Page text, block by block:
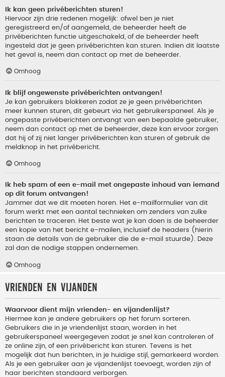
Ik kan geen privéberichten sturen!
Hiervoor zijn drie redenen mogelijk: ofwel ben je niet
geregistreerd en/of aangemeld, de beheerder heeft de
privéberichten functie uitgeschakeld, of de beheerder heeft
ingesteld dat je geen privéberichten kan sturen. Indien dit laatste
het geval is, neem dan contact op met de beheerder.
Omhoog
Ik blijf ongewenste privéberichten ontvangen!
Je kan gebruikers blokkeren zodat ze je geen privéberichten
meer kunnen sturen, dit gebeurt via het gebruikerspaneel. Als je
ongepaste privéberichten ontvangt van een bepaalde gebruiker,
neem dan contact op met de beheerder, deze kan ervoor zorgen
dat hij of zij niet langer privéberichten kan sturen of gebruik de
meldknop in het privébericht.
Omhoog
Ik heb spam of een e-mail met ongepaste inhoud van iemand
op dit forum ontvangen!
Jammer dat we dit moeten horen. Het e-mailformulier van dit
forum werkt met een aantal technieken om zenders van zulke
berichten te traceren. Het beste wat je kan doen is de beheerder
een kopie van het bericht e-mailen, inclusief de headers (hierin
staan de details van de gebruiker die de e-mail stuurde). Deze
zal dan de nodige stappen ondernemen.
Omhoog
Vrienden en vijanden
Waarvoor dient mijn vrienden- en vijandenlijst?
Hiermee kan je andere gebruikers op het forum sorteren.
Gebruikers die in je vriendenlijst staan, worden in het
gebruikerspaneel weergegeven zodat je snel kan controleren of
ze online zijn, of een privébericht kan sturen. Tevens is het
mogelijk dat hun berichten, in je huidige stijl, gemarkeerd worden.
Als je een gebruiker aan je vijandenlijst toevoegt, worden zijn of
haar berichten standaard verborgen.